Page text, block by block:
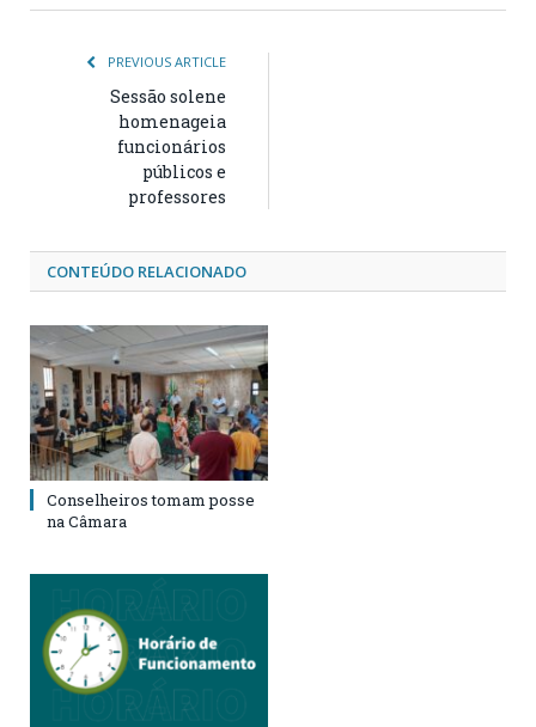
PREVIOUS ARTICLE
Sessão solene
homenageia
funcionários
públicos e
professores
CONTEÚDO RELACIONADO
Conselheiros tomam posse
na Câmara